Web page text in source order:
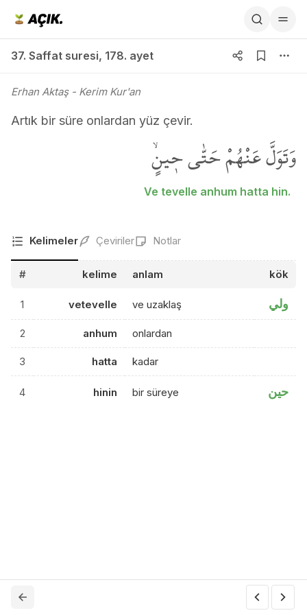
37. Saffat suresi, 178. ayet
Erhan Aktaş- Kerim Kur'an
Artık bir süre onlardan yüz çevir.
وَتَوَلَّ عَنْهُمْ حَتّٰى ح۪ينٍۙ
Ve tevelle anhum hatta hin.
Kelimeler Çeviriler Notlar
# kelime anlam kök
1 vetevelle ve uzaklaş ولي
2 anhum onlardan
3 hatta kadar
4 hinin bir süreye حين